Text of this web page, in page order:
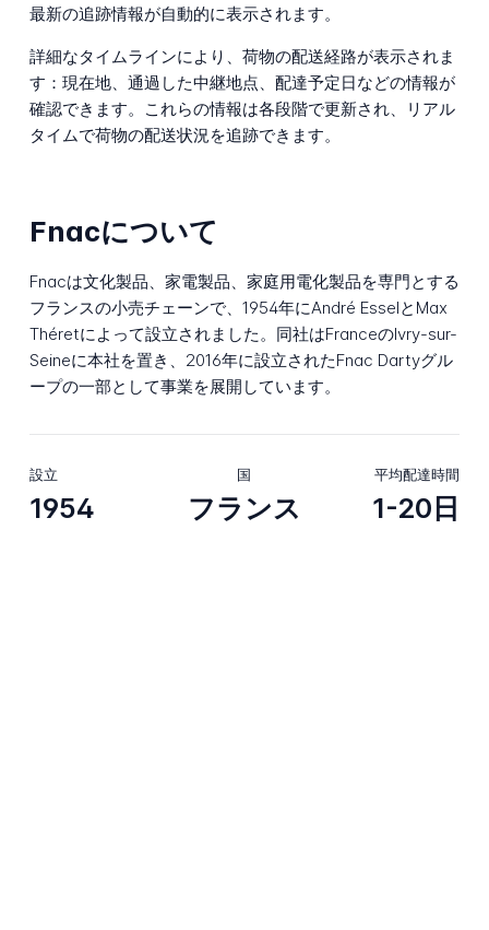
最新の追跡情報が自動的に表示されます。
詳細なタイムラインにより、荷物の配送経路が表示されま
す：現在地、通過した中継地点、配達予定日などの情報が
確認できます。これらの情報は各段階で更新され、リアル
タイムで荷物の配送状況を追跡できます。
Fnacについて
Fnacは文化製品、家電製品、家庭用電化製品を専門とする
フランスの小売チェーンで、1954年にAndré EsselとMax
Théretによって設立されました。同社はFranceのIvry-sur-
Seineに本社を置き、2016年に設立されたFnac Dartyグル
ープの一部として事業を展開しています。
設立
1954
国
フランス
平均配達時間
1-20日